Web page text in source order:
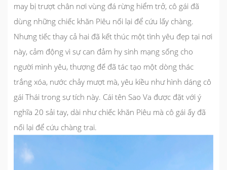
may bị trượt chân nơi vùng đá rừng hiểm trở, cô gái đã
dùng những chiếc khăn Piêu nối lại để cứu lấy chàng.
Nhưng tiếc thay cả hai đã kết thúc một tình yêu đẹp tại nơi
này, cảm động vì sự can đảm hy sinh mạng sống cho
người mình yêu, thượng đế đã tác tạo một dòng thác
trắng xóa, nước chảy mượt mà, yêu kiều như hình dáng cô
gái Thái trong sự tích này. Cái tên Sao Va được đặt với ý
nghĩa 20 sải tay, dài như chiếc khăn Piêu mà cô gái ấy đã
nối lại để cứu chàng trai.